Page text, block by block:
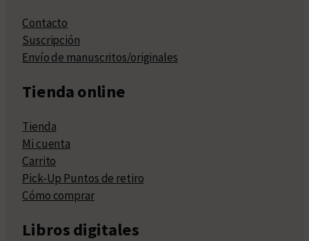
Contacto
Suscripción
Envío de manuscritos/originales
Tienda online
Tienda
Mi cuenta
Carrito
Pick-Up Puntos de retiro
Cómo comprar
Libros digitales